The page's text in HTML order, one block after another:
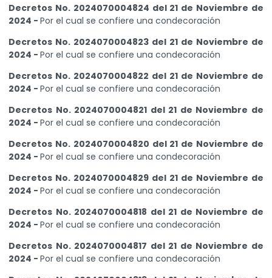
Decretos No. 2024070004824 del 21 de Noviembre de
2024 - Por el cual se confiere una condecoración
Decretos No. 2024070004823 del 21 de Noviembre de
2024 - Por el cual se confiere una condecoración
Decretos No. 2024070004822 del 21 de Noviembre de
2024 - Por el cual se confiere una condecoración
Decretos No. 2024070004821 del 21 de Noviembre de
2024 - Por el cual se confiere una condecoración
Decretos No. 2024070004820 del 21 de Noviembre de
2024 - Por el cual se confiere una condecoración
Decretos No. 2024070004829 del 21 de Noviembre de
2024 - Por el cual se confiere una condecoración
Decretos No. 2024070004818 del 21 de Noviembre de
2024 - Por el cual se confiere una condecoración
Decretos No. 2024070004817 del 21 de Noviembre de
2024 - Por el cual se confiere una condecoración